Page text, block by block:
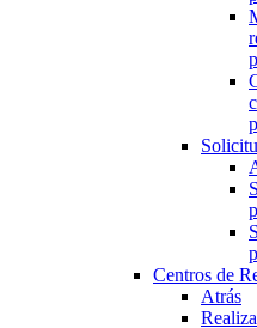
Centros de
Atrás